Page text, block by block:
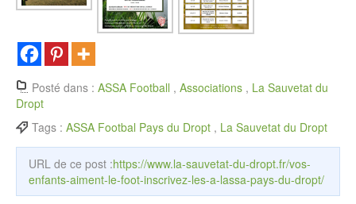
Posté dans : ASSA Football , Associations , La Sauvetat du
Dropt
Tags : ASSA Footbal Pays du Dropt , La Sauvetat du Dropt
URL de ce post :https://www.la-sauvetat-du-dropt.fr/vos-
enfants-aiment-le-foot-inscrivez-les-a-lassa-pays-du-dropt/